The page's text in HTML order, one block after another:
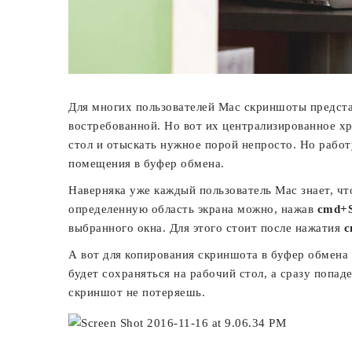
Для многих пользователей Mac скриншоты
востребованной. Но вот их централизированное
стол и отыскать нужное порой непросто. Но
помещения в буфер обмена.
Наверняка уже каждый пользователь Mac знает,
определенную область экрана можно, нажав
выбранного окна. Для этого стоит после нажатия
А вот для копирования скриншота в буфер
будет сохраняться на рабочий стол, а сразу
скриншот не потеряешь.